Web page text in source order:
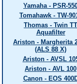
Yamaha - PSR-
Tomahawk - TW-
Thomas - Twin TT
Aquafilter
Ariston - Margherita
(ALS 88 X)
Ariston - AVSL
Ariston - AVL 100
Canon - EOS